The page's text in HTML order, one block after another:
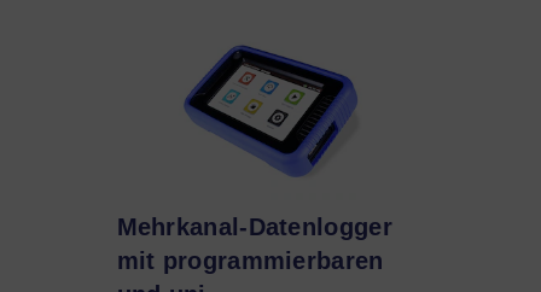
Mehrkanal-Datenlogger
mit programmierbaren